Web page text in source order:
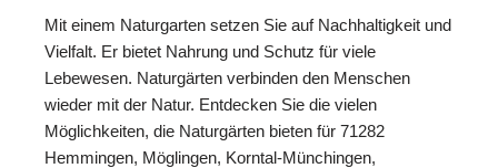
Mit einem Naturgarten setzen Sie auf Nachhaltigkeit und
Vielfalt. Er bietet Nahrung und Schutz für viele
Lebewesen. Naturgärten verbinden den Menschen
wieder mit der Natur. Entdecken Sie die vielen
Möglichkeiten, die Naturgärten bieten für 71282
Hemmingen, Möglingen, Korntal-Münchingen,